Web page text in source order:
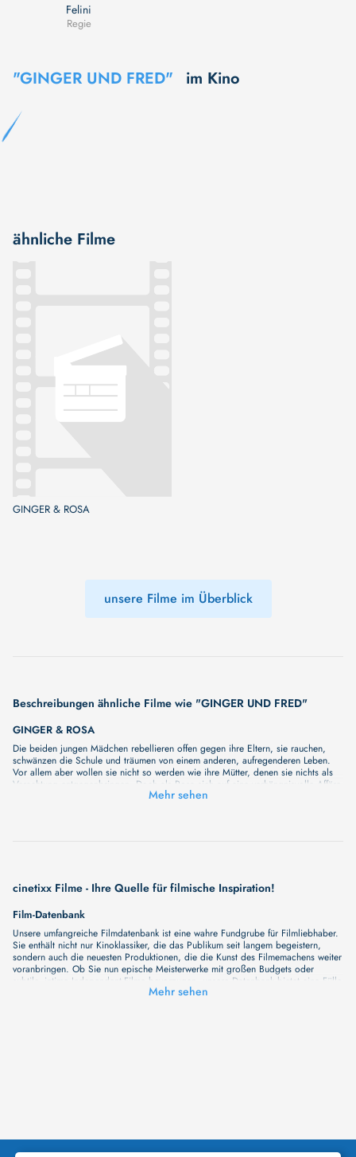
Felini
Regie
"GINGER UND FRED" im Kino
ähnliche Filme
GINGER & ROSA
unsere Filme im Überblick
Beschreibungen ähnliche Filme wie "GINGER UND FRED"
GINGER & ROSA
Die beiden jungen Mädchen rebellieren offen gegen ihre Eltern, sie rauchen,
schwänzen die Schule und träumen von einem anderen, aufregenderen Leben.
Vor allem aber wollen sie nicht so werden wie ihre Mütter, denen sie nichts als
Verachtung entgegenbringen. Doch als Rosa sich auf eine verhängnisvolle Affäre
mit Gingers Vater einlässt, droht ihre tiefe Freundschaft zu zerbrechen.
Mehr sehen
cinetixx Filme - Ihre Quelle für filmische Inspiration!
Film-Datenbank
Unsere umfangreiche Filmdatenbank ist eine wahre Fundgrube für Filmliebhaber.
Sie enthält nicht nur Kinoklassiker, die das Publikum seit langem begeistern,
sondern auch die neuesten Produktionen, die die Kunst des Filmemachens weiter
voranbringen. Ob Sie nun epische Meisterwerke mit großen Budgets oder
subtile, intime Independent-Filme bevorzugen, unsere Datenbank bietet eine Fülle
von Inhalten, die Ihr Herz und Ihren Geist berühren werden. Beim Durchstöbern
Kinematographie zu einer noch faszinierenderen Welt werden, die Sie erkunden
Mehr sehen